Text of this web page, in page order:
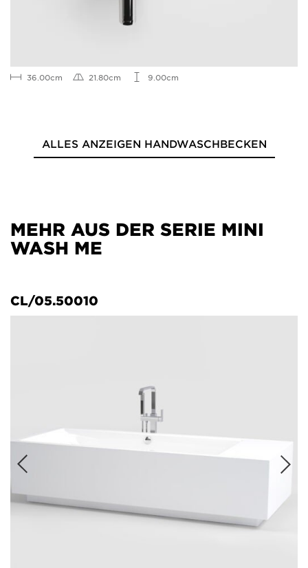
36.00cm 21.80cm 9.00cm
ALLES ANZEIGEN HANDWASCHBECKEN
MEHR AUS DER SERIE MINI
WASH ME
CL/05.50010